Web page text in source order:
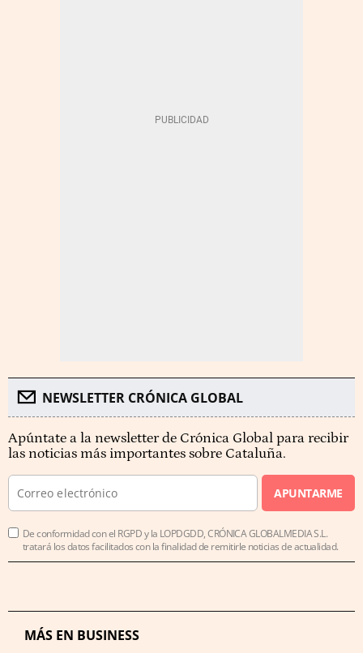
NEWSLETTER CRÓNICA GLOBAL
Apúntate a la newsletter de Crónica Global para recibir
las noticias más importantes sobre Cataluña.
APUNTARME
De conformidad con el RGPD y la LOPDGDD, CRÓNICA GLOBALMEDIA S.L.
tratará los datos facilitados con la finalidad de remitirle noticias de actualidad.
MÁS EN BUSINESS